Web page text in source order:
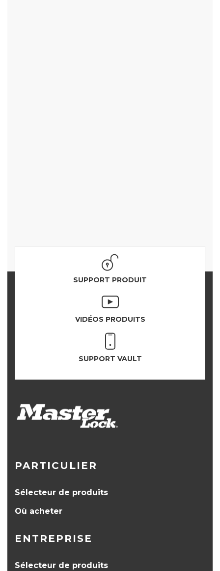
SUPPORT PRODUIT
VIDÉOS PRODUITS
SUPPORT VAULT
PARTICULIER
Sélecteur de produits
Où acheter
ENTREPRISE
Sélecteur de produits